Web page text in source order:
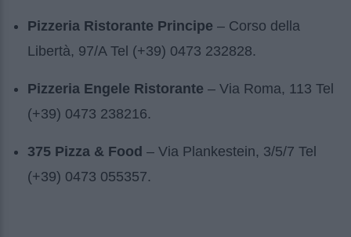
Pizzeria Ristorante Principe – Corso della
Libertà, 97/A Tel (+39) 0473 232828.
Pizzeria Engele Ristorante – Via Roma, 113 Tel
(+39) 0473 238216.
375 Pizza & Food – Via Plankestein, 3/5/7 Tel
(+39) 0473 055357.